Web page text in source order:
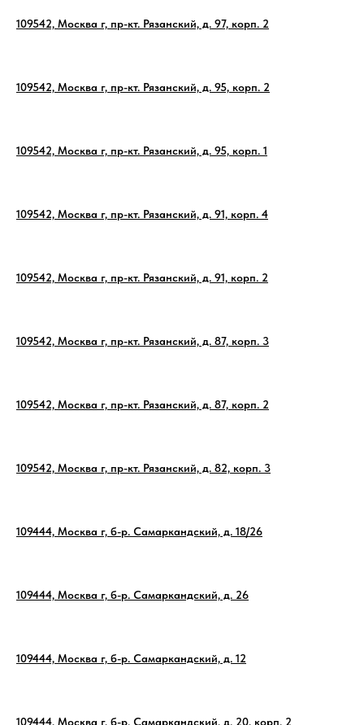
109542, Москва г, пр-кт. Рязанский, д. 97, корп. 2
109542, Москва г, пр-кт. Рязанский, д. 95, корп. 2
109542, Москва г, пр-кт. Рязанский, д. 95, корп. 1
109542, Москва г, пр-кт. Рязанский, д. 91, корп. 4
109542, Москва г, пр-кт. Рязанский, д. 91, корп. 2
109542, Москва г, пр-кт. Рязанский, д. 87, корп. 3
109542, Москва г, пр-кт. Рязанский, д. 87, корп. 2
109542, Москва г, пр-кт. Рязанский, д. 82, корп. 3
109444, Москва г, б-р. Самаркандский, д. 18/26
109444, Москва г, б-р. Самаркандский, д. 26
109444, Москва г, б-р. Самаркандский, д. 12
109444, Москва г, б-р. Самаркандский, д. 20, корп. 2